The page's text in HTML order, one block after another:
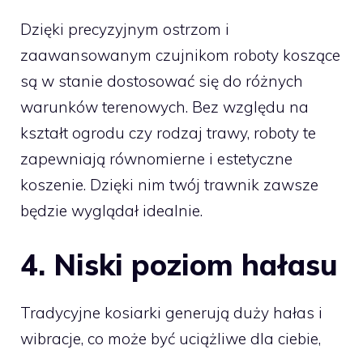
Dzięki precyzyjnym ostrzom i
zaawansowanym czujnikom roboty koszące
są w stanie dostosować się do różnych
warunków terenowych. Bez względu na
kształt ogrodu czy rodzaj trawy, roboty te
zapewniają równomierne i estetyczne
koszenie. Dzięki nim twój trawnik zawsze
będzie wyglądał idealnie.
4. Niski poziom hałasu
Tradycyjne kosiarki generują duży hałas i
wibracje, co może być uciążliwe dla ciebie,